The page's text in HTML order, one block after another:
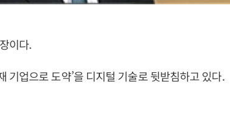
이다.
기업으로 도약’을 디지털 기술로 뒷받침하고 있다.